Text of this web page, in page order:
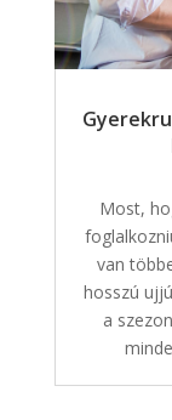
Most,
van
hosszú
a